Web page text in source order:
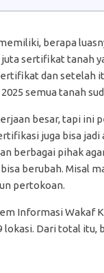
berapa
sertifikat tanah
dan
semua tanah
besar, tapi ini
juga bisa
berbagai pihak
berubah. Misal
pertokoan.
Informasi Wakaf
lokasi. Dari total